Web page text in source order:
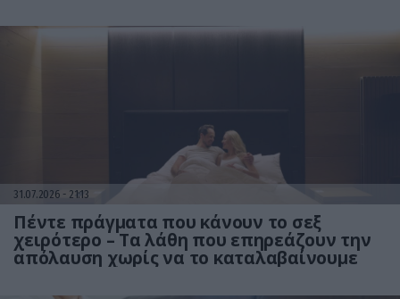
31.07.2026 21:13
Πέντε πράγματα που κάνουν το σεξ
χειρότερο – Τα λάθη που επηρεάζουν την
απόλαυση χωρίς να το καταλαβαίνουμε